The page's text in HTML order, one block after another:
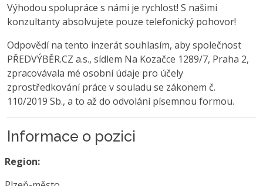
Výhodou spolupráce s námi je rychlost! S našimi
konzultanty absolvujete pouze telefonický pohovor!
Odpovědí na tento inzerát souhlasím, aby společnost
PŘEDVÝBĚR.CZ a.s., sídlem Na Kozačce 1289/7, Praha 2,
zpracovávala mé osobní údaje pro účely
zprostředkování práce v souladu se zákonem č.
110/2019 Sb., a to až do odvolání písemnou formou.
Informace o pozici
Region: